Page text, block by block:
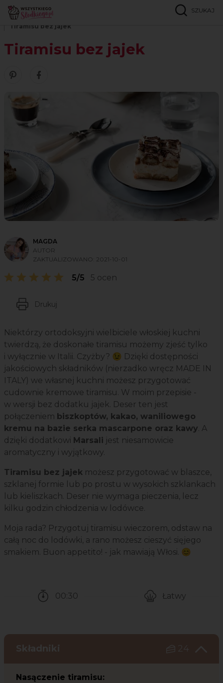
SZUKAJ
Strona główna
Tiramisu bez jajek
Tiramisu bez jajek
Zobacz nasze piny w serwisie Pinterest
Udostępnij ten przepis w serwisie Facebook
MAGDA
AUTOR
ZAKTUALIZOWANO: 2021-10-01
5/5 5 ocen
Drukuj
Niektórzy ortodoksyjni wielbiciele włoskiej kuchni
twierdzą, że doskonałe tiramisu możemy zjeść tylko
i wyłącznie w Italii. Czyżby? 😉 Dzięki dostępności
jakościowych składników (nierzadko wręcz MADE IN
ITALY) we własnej kuchni możesz przygotować
cudownie kremowe tiramisu. W moim przepisie -
w wersji bez dodatku jajek. Deser ten jest
połączeniem biszkoptów, kakao, waniliowego
kremu na bazie serka mascarpone oraz kawy. A
dzięki dodatkowi Marsali jest niesamowicie
aromatyczny i wyjątkowy.
Tiramisu bez jajek możesz przygotować w blaszce,
szklanej formie lub po prostu w wysokich szklankach
lub kieliszkach. Deser nie wymaga pieczenia, lecz
kilku godzin chłodzenia w lodówce.
Moja rada? Przygotuj tiramisu wieczorem, odstaw na
całą noc do lodówki, a rano możesz cieszyć sięjego
smakiem. Buon appetito! - jak mawiają Włosi. 😊
00:30
Łatwy
Składniki 24
Nasączenie tiramisu: